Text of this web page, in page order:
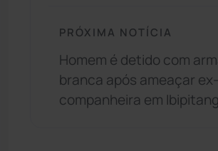
PRÓXIMA NOTÍCIA
Homem é detido com
branca após ameaçar ex-
companheira em